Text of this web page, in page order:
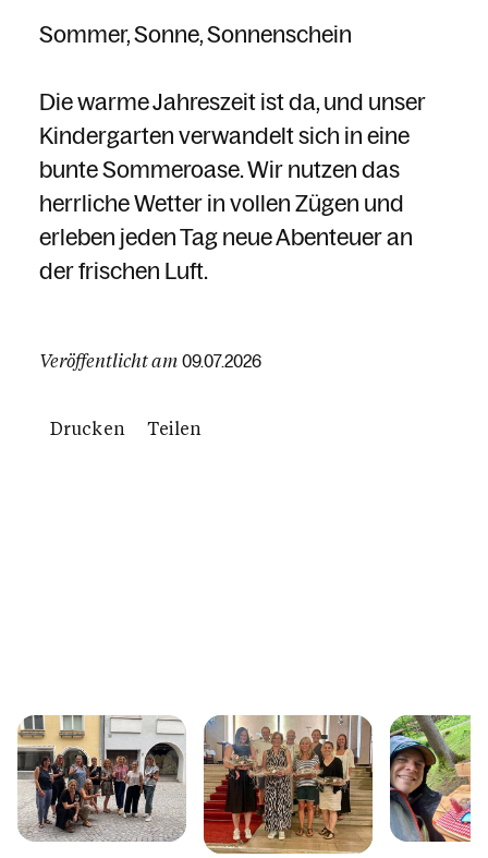
Sommer, Sonne, Sonnenschein
Die warme Jahreszeit ist da, und unser
Kindergarten verwandelt sich in eine
bunte Sommeroase. Wir nutzen das
herrliche Wetter in vollen Zügen und
erleben jeden Tag neue Abenteuer an
der frischen Luft.
Veröffentlicht am 09.07.2026
Drucken Teilen